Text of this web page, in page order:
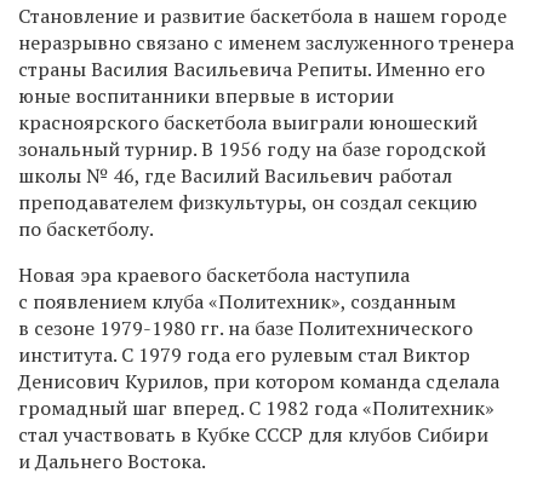
Становление и развитие баскетбола в нашем городе
неразрывно связано с именем заслуженного тренера
страны Василия Васильевича Репиты. Именно его
юные воспитанники впервые в истории
красноярского баскетбола выиграли юношеский
зональный турнир. В 1956 году на базе городской
школы № 46, где Василий Васильевич работал
преподавателем физкультуры, он создал секцию
по баскетболу.
Новая эра краевого баскетбола наступила
с появлением клуба «Политехник», созданным
в сезоне 1979-1980 гг. на базе Политехнического
института. С 1979 года его рулевым стал Виктор
Денисович Курилов, при котором команда сделала
громадный шаг вперед. С 1982 года «Политехник»
стал участвовать в Кубке СССР для клубов Сибири
и Дальнего Востока.